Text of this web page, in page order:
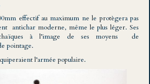
effectif au maximum ne le protègera pas
antichar moderne, même le plus léger. Ses
à l’image de ses moyens de
pointage.
l’armée populaire.